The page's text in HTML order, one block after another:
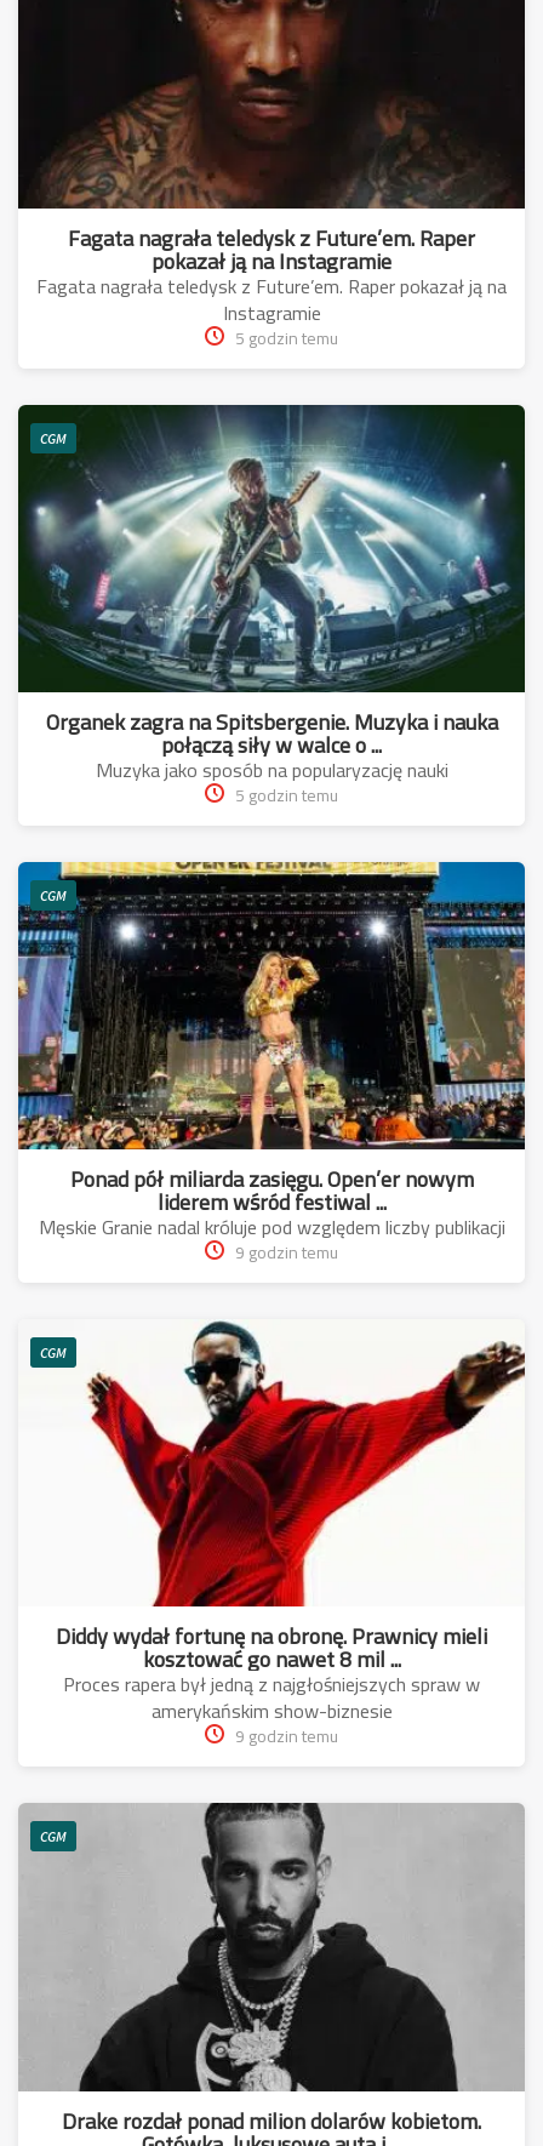
Fagata nagrała teledysk z Future’em. Raper
pokazał ją na Instagramie
Fagata nagrała teledysk z Future’em. Raper pokazał ją na
Instagramie
5 godzin temu
CGM
Organek zagra na Spitsbergenie. Muzyka i nauka
połączą siły w walce o ...
Muzyka jako sposób na popularyzację nauki
5 godzin temu
CGM
Ponad pół miliarda zasięgu. Open’er nowym
liderem wśród festiwal ...
Męskie Granie nadal króluje pod względem liczby publikacji
9 godzin temu
CGM
Diddy wydał fortunę na obronę. Prawnicy mieli
kosztować go nawet 8 mil ...
Proces rapera był jedną z najgłośniejszych spraw w
amerykańskim show-biznesie
9 godzin temu
CGM
Drake rozdał ponad milion dolarów kobietom.